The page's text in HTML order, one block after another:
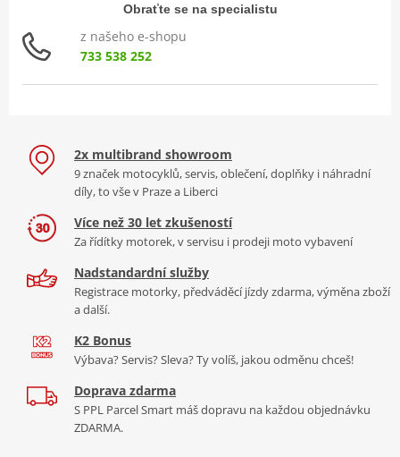
Obraťte se na specialistu
z našeho e-shopu
733 538 252
2x multibrand showroom
9 značek motocyklů, servis, oblečení, doplňky i náhradní
díly, to vše v Praze a Liberci
Více než 30 let zkušeností
Za řídítky motorek, v servisu i prodeji moto vybavení
Nadstandardní služby
Registrace motorky, předváděcí jízdy zdarma, výměna zboží
a další.
K2 Bonus
Výbava? Servis? Sleva? Ty volíš, jakou odměnu chceš!
Doprava zdarma
S PPL Parcel Smart máš dopravu na každou objednávku
ZDARMA.